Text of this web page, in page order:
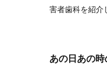
害者歯科を紹介
あの日あの時